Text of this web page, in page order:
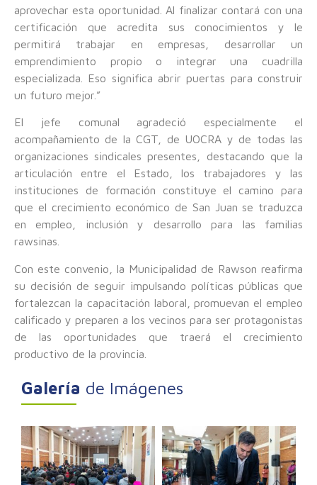
aprovechar esta oportunidad. Al finalizar contará con una
certificación que acredita sus conocimientos y le
permitirá trabajar en empresas, desarrollar un
emprendimiento propio o integrar una cuadrilla
especializada. Eso significa abrir puertas para construir
un futuro mejor.”
El jefe comunal agradeció especialmente el
acompañamiento de la CGT, de UOCRA y de todas las
organizaciones sindicales presentes, destacando que la
articulación entre el Estado, los trabajadores y las
instituciones de formación constituye el camino para
que el crecimiento económico de San Juan se traduzca
en empleo, inclusión y desarrollo para las familias
rawsinas.
Con este convenio, la Municipalidad de Rawson reafirma
su decisión de seguir impulsando políticas públicas que
fortalezcan la capacitación laboral, promuevan el empleo
calificado y preparen a los vecinos para ser protagonistas
de las oportunidades que traerá el crecimiento
productivo de la provincia.
Galería de Imágenes